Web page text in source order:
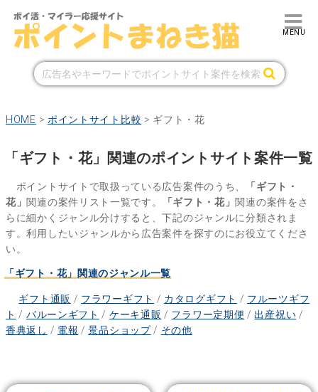
HOME > ポイントサイト比較 > ギフト・花
「ギフト・花」関連のポイントサイト案件一覧
ポイントサイトで取扱っている広告案件のうち、
「ギフト・
花」 関連の案件リスト一覧です。 「ギフト・花」 関連の案件をさ
らに細かくジャンル分けすると、下記のジャンルに分類されま
す。利用したいジャンルから広告案件を探すのにお役立てくださ
い。
「ギフト・花」関連のジャンル一覧
ギフト通販 / フラワーギフト / カタログギフト / フルーツギフ
ト / バルーンギフト / ケーキ通販 / フラワー定期便 /出産祝い /
香典返し / 電報 /景品ショップ/ その他